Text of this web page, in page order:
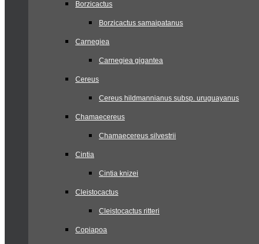
Borzicactus
Borzicactus samaipatanus
Carnegiea
Carnegiea gigantea
Cereus
Cereus hildmannianus subsp. uruguayanus
Chamaecereus
Chamaecereus silvestrii
Cintia
Cintia knizei
Cleistocactus
Cleistocactus ritteri
Copiapoa